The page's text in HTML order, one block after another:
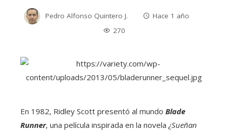
Pedro Alfonso Quintero J.
Hace 1 año
270
En 1982, Ridley Scott presentó al mundo Blade
Runner, una película inspirada en la novela ¿Sueñan